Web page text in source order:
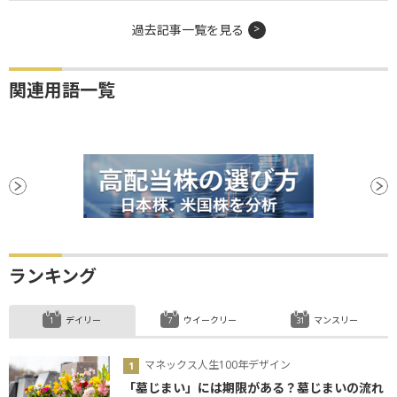
過去記事一覧を見る
関連用語一覧
ランキング
デイリー
マネックス人生100年デザイン
「墓じまい」には期限がある？墓じまいの流れ
ウイークリー マンスリー